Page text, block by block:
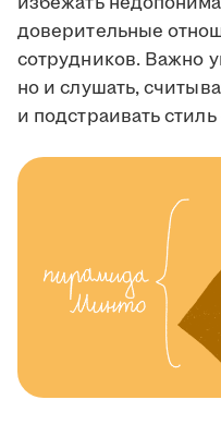
доверительные
сотрудников. Важно
но и слушать,
и подстраивать